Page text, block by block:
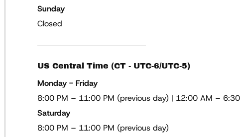
Sunday
Closed
US Central Time (CT - UTC-6/UTC-5)
Monday - Friday
8:00 PM – 11:00 PM (previous day) | 12:00 AM –
Saturday
8:00 PM – 11:00 PM (previous day)